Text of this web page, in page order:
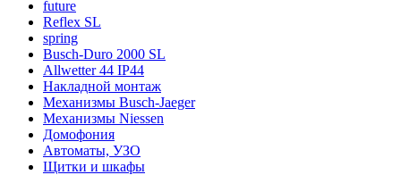
future
Reflex SL
spring
Busch-Duro 2000 SL
Allwetter 44 IP44
Накладной монтаж
Механизмы Busch-Jaeger
Механизмы Niessen
Домофония
Автоматы, УЗО
Щитки и шкафы